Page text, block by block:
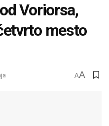
Voriorsa,
mesto
AA